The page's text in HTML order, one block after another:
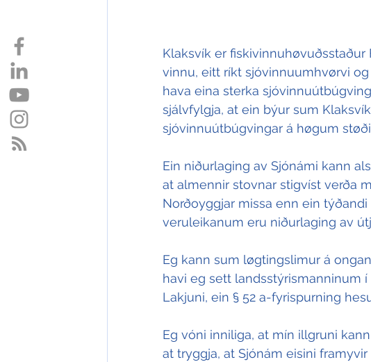
Klaksvík er fiskivinnuhøvuðsstaður
vinnu, eitt ríkt sjóvinnuumhvørvi
hava eina sterka
sjálvfylgja, at ein býur sum
sjóvinnuútbúgvingar á høgum
Ein niðurlaging av Sjónámi kann
at almennir stovnar stigvíst verða
Norðoyggjar missa enn ein
veruleikanum eru niðurlaging av
Eg kann sum løgtingslimur á
havi eg sett landsstýrismanninum
Lakjuni, ein § 52 a-fyrispurning
Eg vóni inniliga, at mín illgruni
at tryggja, at Sjónám eisini